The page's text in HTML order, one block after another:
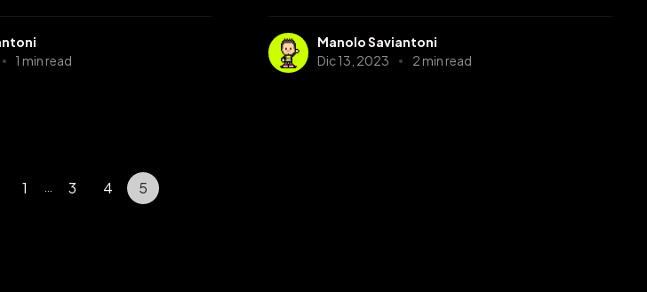
1 min read
Manolo Saviantoni
Dic 13, 2023
2 min read
1 3 4 5